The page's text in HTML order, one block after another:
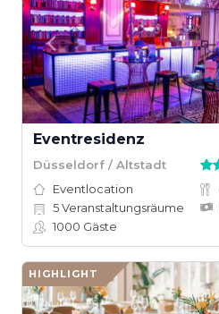
Eventresidenz
Düsseldorf / Altstadt
Eventlocation
5Veranstaltungsräume
1000 Gäste
HIGHLIGHT